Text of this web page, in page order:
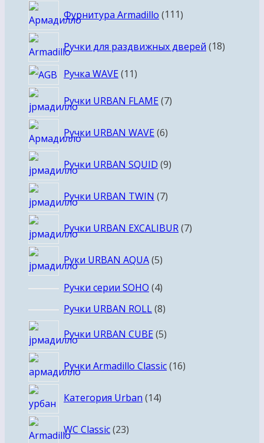
Фурнитура Armadillo 111111
Ручки для раздвижных дверей 1818
Ручка WAVE 1111
Ручки URBAN FLAME 77
Ручки URBAN WAVE 66
Ручки URBAN SQUID 99
Ручки URBAN TWIN 77
Ручки URBAN EXCALIBUR 77
Руки URBAN AQUA 55
Ручки серии SOHO 44
товара
Ручки URBAN ROLL 88
Ручки URBAN CUBE 55
Ручки Armadillo Classic 1616
Категория Urban 1414
WC Classic 2323